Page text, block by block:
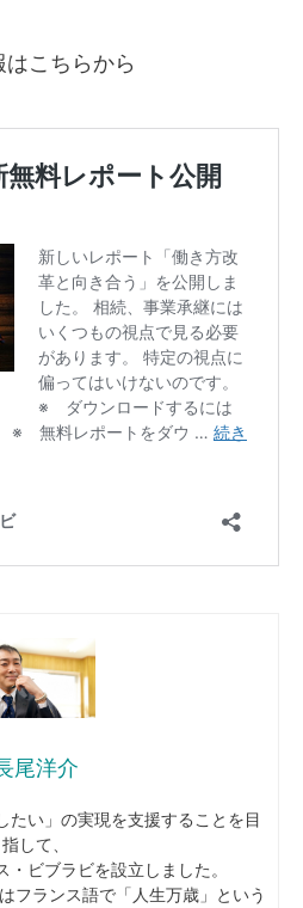
こちらから
尾洋介
たい」の実現を支援することを目
指して、
・ビブラビを設立しました。
フランス語で「人生万歳」という